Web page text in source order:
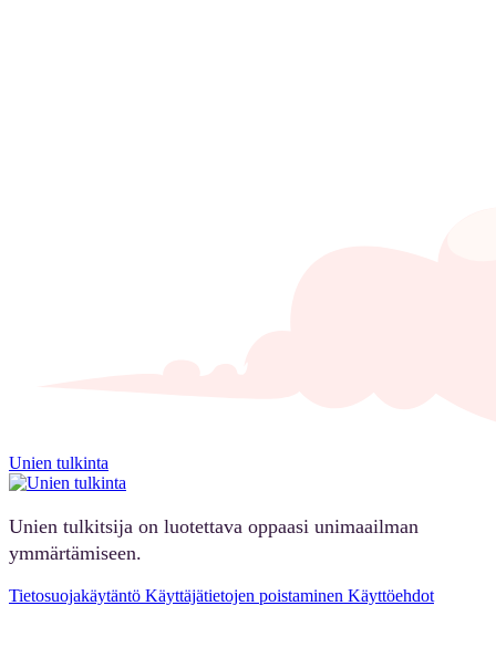
Unien tulkinta
Unien tulkitsija on luotettava oppaasi unimaailman
ymmärtämiseen.
Tietosuojakäytäntö Käyttäjätietojen poistaminen Käyttöehdot